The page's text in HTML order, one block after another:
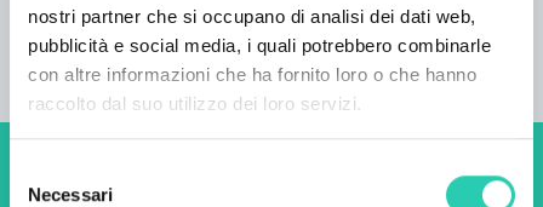
nostri partner che si occupano di analisi dei dati web,
pubblicità e social media, i quali potrebbero combinarle
con altre informazioni che ha fornito loro o che hanno
raccolto dal suo utilizzo dei loro servizi.
delNecessari
Non perderti i prossimi